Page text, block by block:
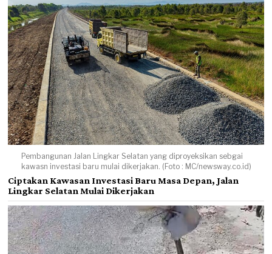
Pembangunan Jalan Lingkar Selatan yang diproyeksikan sebgai
kawasn investasi baru mulai dikerjakan. (Foto : MC/newsway.co.id)
Ciptakan Kawasan Investasi Baru Masa Depan, Jalan
Lingkar Selatan Mulai Dikerjakan